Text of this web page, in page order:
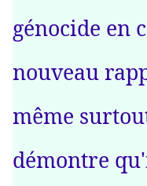
génocide en
nouveau
même
démontre